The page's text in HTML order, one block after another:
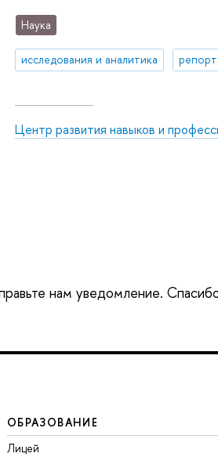
Наука
исследования и аналитика
Центр развития навыков и
нам уведомление.
ОБРАЗОВАНИЕ
Лицей